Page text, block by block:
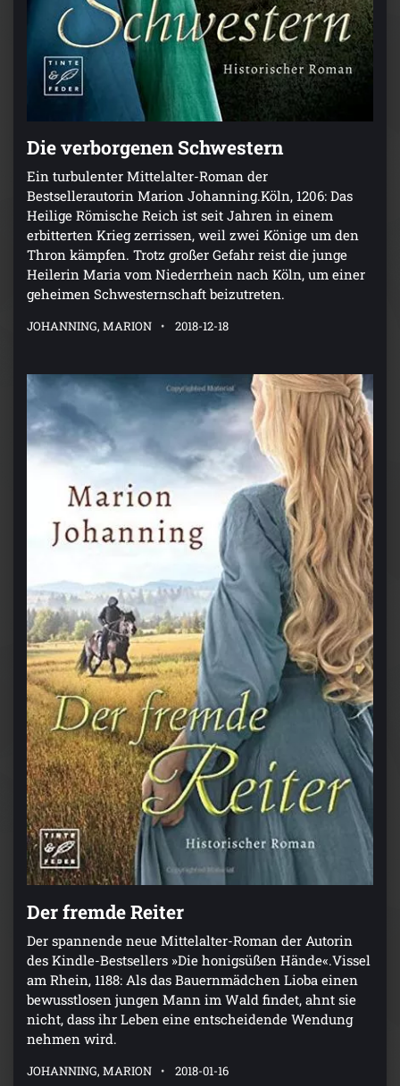
Die verborgenen Schwestern
Ein turbulenter Mittelalter-Roman der
Bestsellerautorin Marion Johanning.Köln, 1206: Das
Heilige Römische Reich ist seit Jahren in einem
erbitterten Krieg zerrissen, weil zwei Könige um den
Thron kämpfen. Trotz großer Gefahr reist die junge
Heilerin Maria vom Niederrhein nach Köln, um einer
geheimen Schwesternschaft beizutreten.
JOHANNING, MARION 2018-12-18
Der fremde Reiter
Der spannende neue Mittelalter-Roman der Autorin
des Kindle-Bestsellers »Die honigsüßen Hände«.Vissel
am Rhein, 1188: Als das Bauernmädchen Lioba einen
bewusstlosen jungen Mann im Wald findet, ahnt sie
nicht, dass ihr Leben eine entscheidende Wendung
nehmen wird.
JOHANNING, MARION 2018-01-16